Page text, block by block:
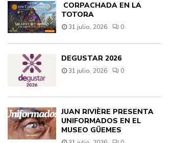
CORPACHADA EN LA
TOTORA
31 julio, 2026 0
DEGUSTAR 2026
31 julio, 2026 0
JUAN RIVIÈRE PRESENTA
UNIFORMADOS EN EL
MUSEO GÜEMES